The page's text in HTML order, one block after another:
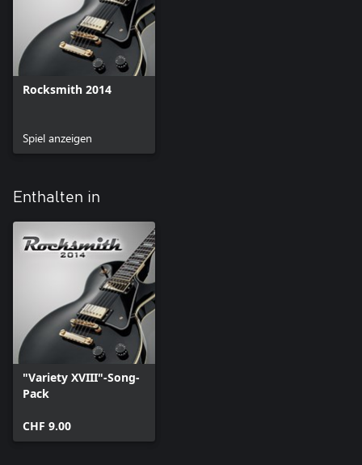
Rocksmith 2014
Spiel anzeigen
Enthalten in
"Variety XVIII"-Song-
Pack
CHF 9.00